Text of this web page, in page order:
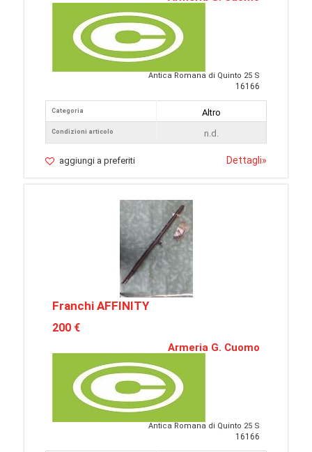
Antica Romana di Quinto 25 S
16166
Categoria
Condizioni articolo
Altro
n.d.
aggiungi a preferiti Dettagli»
Franchi AFFINITY
200 €
Armeria G. Cuomo
Antica Romana di Quinto 25 S
16166